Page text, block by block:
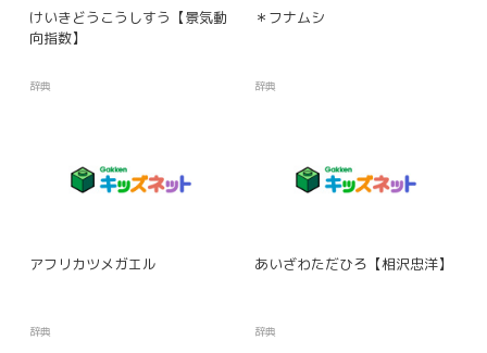
けいきどうこうしすう【景気動
向指数】
辞典
＊フナムシ
辞典
アフリカツメガエル
辞典
あいざわただひろ【相沢忠洋】
辞典